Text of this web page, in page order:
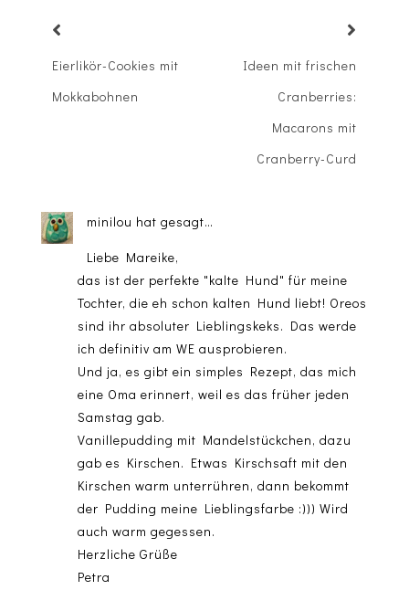
Eierlikör-Cookies mit
Mokkabohnen
Ideen mit frischen
Cranberries:
Macarons mit
Cranberry-Curd
minilou hat gesagt…
Liebe Mareike,
das ist der perfekte "kalte Hund" für meine
Tochter, die eh schon kalten Hund liebt! Oreos
sind ihr absoluter Lieblingskeks. Das werde
ich definitiv am WE ausprobieren.
Und ja, es gibt ein simples Rezept, das mich
eine Oma erinnert, weil es das früher jeden
Samstag gab.
Vanillepudding mit Mandelstückchen, dazu
gab es Kirschen. Etwas Kirschsaft mit den
Kirschen warm unterrühren, dann bekommt
der Pudding meine Lieblingsfarbe :))) Wird
auch warm gegessen.
Herzliche Grüße
Petra